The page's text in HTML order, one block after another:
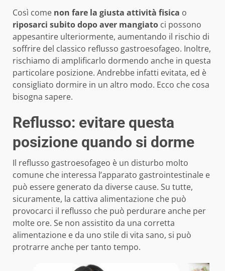
Così come non fare la giusta attività fisica o
riposarci subito dopo aver mangiato ci possono
appesantire ulteriormente, aumentando il rischio di
soffrire del classico reflusso gastroesofageo. Inoltre,
rischiamo di amplificarlo dormendo anche in questa
particolare posizione. Andrebbe infatti evitata, ed è
consigliato dormire in un altro modo. Ecco che cosa
bisogna sapere.
Reflusso: evitare questa
posizione quando si dorme
Il reflusso gastroesofageo è un disturbo molto
comune che interessa l’apparato gastrointestinale e
può essere generato da diverse cause. Su tutte,
sicuramente, la cattiva alimentazione che può
provocarci il reflusso che può perdurare anche per
molte ore. Se non assistito da una corretta
alimentazione e da uno stile di vita sano, si può
protrarre anche per tanto tempo.